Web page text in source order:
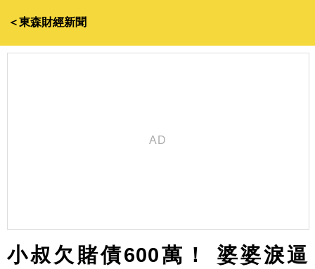
＜東森財經新聞
小叔欠賭債600萬！ 婆婆淚逼